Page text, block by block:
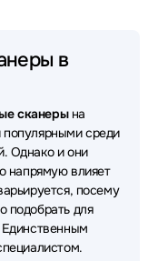
в
сканерына
среди
Однако и они
напрямую влияет
посему
подобрать для
Единственным